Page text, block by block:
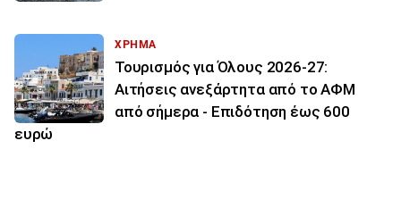
ΧΡΗΜΑ
Τουρισμός για Όλους 2026-27:
Αιτήσεις ανεξάρτητα από το ΑΦΜ
από σήμερα - Επιδότηση έως 600
ευρώ